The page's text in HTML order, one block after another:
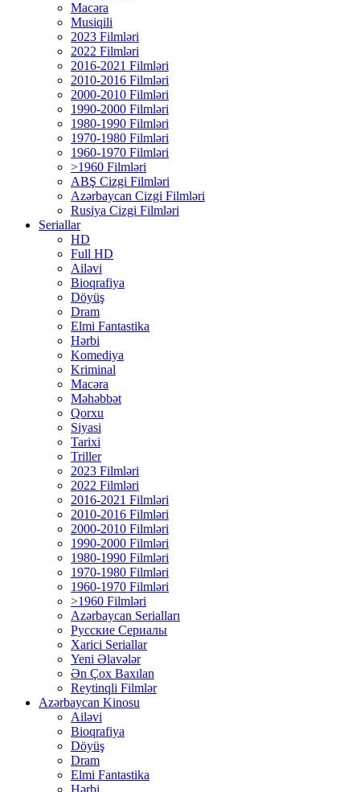
Macəra
Musiqili
2023 Filmləri
2022 Filmləri
2016-2021 Filmləri
2010-2016 Filmləri
2000-2010 Filmləri
1990-2000 Filmləri
1980-1990 Filmləri
1970-1980 Filmləri
1960-1970 Filmləri
>1960 Filmləri
ABŞ Cizgi Filmləri
Azərbaycan Cizgi Filmləri
Rusiya Cizgi Filmləri
Seriallar
HD
Full HD
Ailəvi
Bioqrafiya
Döyüş
Dram
Elmi Fantastika
Hərbi
Komediya
Kriminal
Macəra
Məhəbbət
Qorxu
Siyasi
Tarixi
Triller
2023 Filmləri
2022 Filmləri
2016-2021 Filmləri
2010-2016 Filmləri
2000-2010 Filmləri
1990-2000 Filmləri
1980-1990 Filmləri
1970-1980 Filmləri
1960-1970 Filmləri
>1960 Filmləri
Azərbaycan Serialları
Русские Сериалы
Xarici Seriallar
Yeni Əlavələr
Ən Çox Baxılan
Reytinqli Filmlər
Azərbaycan Kinosu
Ailəvi
Bioqrafiya
Döyüş
Dram
Elmi Fantastika
Hərbi